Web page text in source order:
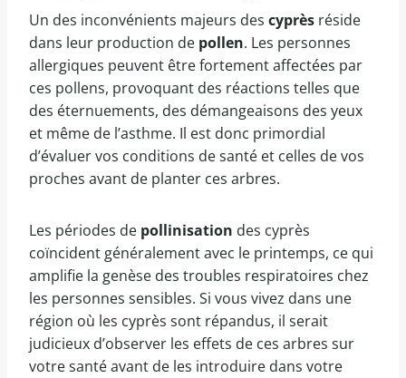
Un des inconvénients majeurs des cyprès réside
dans leur production de pollen. Les personnes
allergiques peuvent être fortement affectées par
ces pollens, provoquant des réactions telles que
des éternuements, des démangeaisons des yeux
et même de l’asthme. Il est donc primordial
d’évaluer vos conditions de santé et celles de vos
proches avant de planter ces arbres.
Les périodes de pollinisation des cyprès
coïncident généralement avec le printemps, ce qui
amplifie la genèse des troubles respiratoires chez
les personnes sensibles. Si vous vivez dans une
région où les cyprès sont répandus, il serait
judicieux d’observer les effets de ces arbres sur
votre santé avant de les introduire dans votre